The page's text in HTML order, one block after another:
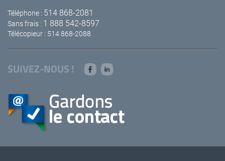
Téléphone : 514 868-2081
Sans frais : 1 888 542-8597
Télécopieur : 514 868-2088
SUIVEZ-NOUS !